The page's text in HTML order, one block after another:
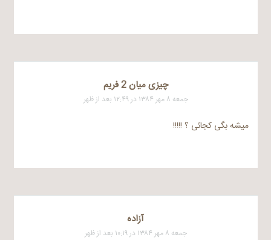
چیزی میان 2 فریم
جمعه ۸ مهر ۱۳۸۴ در ۱۲:۴۹ بعد از ظهر
میشه بگی کجائی ؟ !!!!!
آزاده
جمعه ۸ مهر ۱۳۸۴ در ۱۰:۱۹ بعد از ظهر